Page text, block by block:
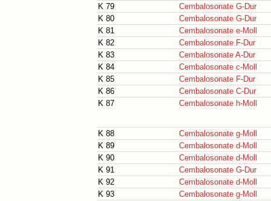
K 79
Cembalosonate G-Dur
K 80
Cembalosonate G-Dur
K 81
Cembalosonate e-Moll
K 82
Cembalosonate F-Dur
K 83
Cembalosonate A-Dur
K 84
Cembalosonate c-Moll
K 85
Cembalosonate F-Dur
K 86
Cembalosonate C-Dur
K 87
Cembalosonate h-Moll
K 88
Cembalosonate g-Moll
K 89
Cembalosonate d-Moll
K 90
Cembalosonate d-Moll
K 91
Cembalosonate G-Dur
K 92
Cembalosonate d-Moll
K 93
Cembalosonate g-Moll